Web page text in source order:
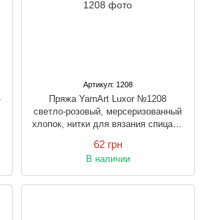
Артикул: 1208
Пряжа YarnArt Luxor №1208
светло-розовый, мерсеризованный
хлопок, нитки для вязания спицами
62 грн
В наличии